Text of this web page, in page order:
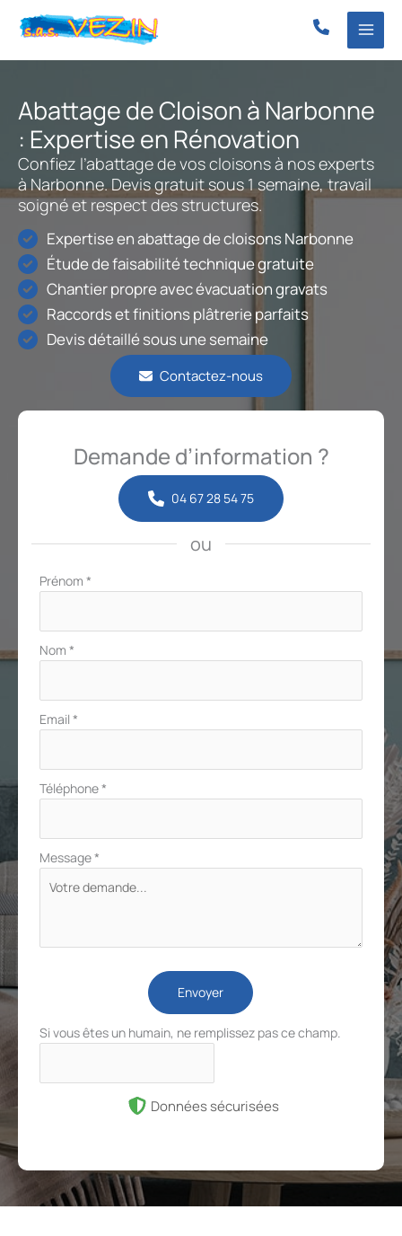
Abattage de Cloison à Narbonne
: Expertise en Rénovation
Confiez l’abattage de vos cloisons à nos experts
à Narbonne. Devis gratuit sous 1 semaine, travail
soigné et respect des structures.
Expertise en abattage de cloisons Narbonne
Étude de faisabilité technique gratuite
Chantier propre avec évacuation gravats
Raccords et finitions plâtrerie parfaits
Devis détaillé sous une semaine
Contactez-nous
Demande d’information ?
04 67 28 54 75
ou
Formulaire
Prénom *
Nom *
Email *
Téléphone*
Message*
Envoyer
Si vous êtes un humain, ne remplissez pas ce champ.
Données sécurisées